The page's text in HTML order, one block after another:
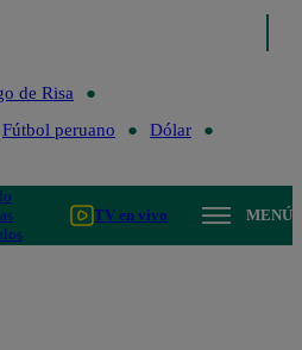
de Risa
Fútbol peruano
Dólar
TV en vivo MENÚ